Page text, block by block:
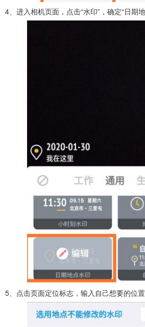
4、进入相机页面，点击“水印”，确定“日期
5、点击页面定位标志，输入自己想要的位置